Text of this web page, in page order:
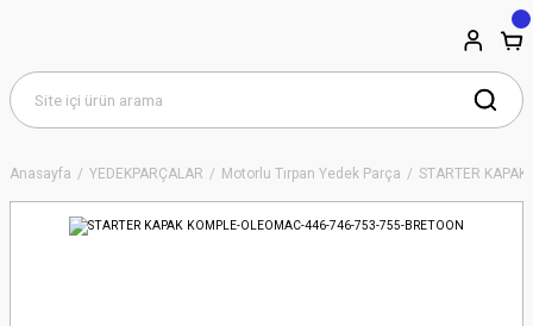
Anasayfa YEDEKPARÇALAR Motorlu Tırpan Yedek Parça STARTER KAPAK